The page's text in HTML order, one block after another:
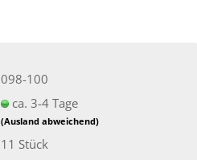
098-100
ca. 3-4 Tage
(Ausland abweichend)
11 Stück